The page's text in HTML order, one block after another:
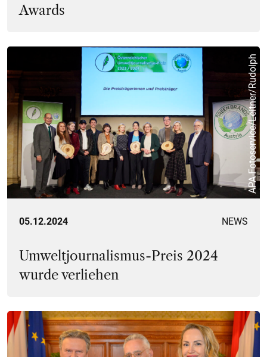
Awards
APA-Fotoservice/Leitner/Rudolph
05.12.2024 NEWS
Umweltjournalismus-Preis 2024
wurde verliehen